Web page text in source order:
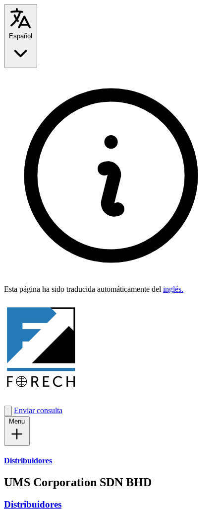
Esta pági­na ha sido tra­duci­da automáti­ca­mente del inglés.
Enviar consulta
Distribuidores
UMS Corporation SDN BHD
Distribuidores